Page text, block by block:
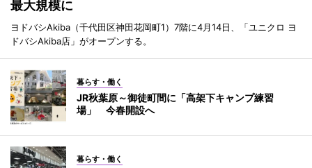
最大規模に
ヨドバシAkiba（千代田区神田花岡町1）7階に4月14日、「ユニクロ ヨ
ドバシAkiba店」がオープンする。
暮らす・働く
JR秋葉原～御徒町間に「高架下キャンプ練習
場」 今春開設へ
暮らす・働く